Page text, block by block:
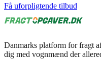
Få uforpligtende tilbud
Danmarks platform for fragt
dig med vognmænd der